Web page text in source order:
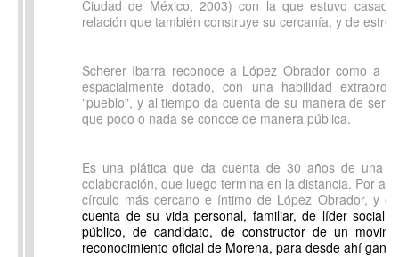
Ciudad de México, 2003) con la que estuvo
relación que también construye su cercanía, y de
Scherer Ibarra reconoce a López Obrador como a
espacialmente dotado, con una habilidad
"pueblo", y al tiempo da cuenta de su manera de ser
que poco o nada se conoce de manera pública.
Es una plática que da cuenta de 30 años de una
colaboración, que luego termina en la distancia. Por
círculo más cercano e íntimo de López Obrador, y
cuenta de su vida personal, familiar, de líder social,
público, de candidato, de constructor de un
reconocimiento oficial de Morena, para desde ahí